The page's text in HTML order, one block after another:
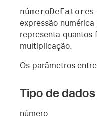
númeroDeFatores
expressão
representa quantos
multiplicação.
Os parâmetros
Tipo de
número